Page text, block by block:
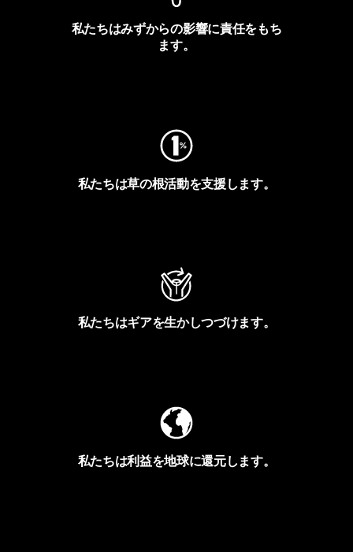
私たちはみずからの影響に責任をもち
ます。
私たちは草の根活動を支援します。
私たちはギアを生かしつづけます。
私たちは利益を地球に還元します。